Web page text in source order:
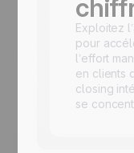
Exploitez
pour
l’effort
en clients
closing
se